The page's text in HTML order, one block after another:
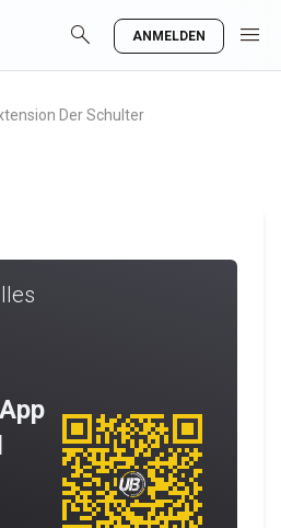
search ANMELDEN menu
Der Schulter